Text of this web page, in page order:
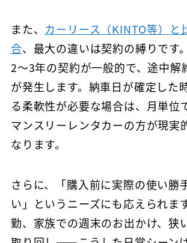
また、 カーリース（KINTO等）と
合、最大の違いは契約の縛りです
2〜3年の契約が一般的で、途中解
が発生します。納車日が確定した
る柔軟性が必要な場合は、月単位
マンスリーレンタカーの方が現実
なります。
さらに、「購入前に実際の使い勝
い」というニーズにも応えられま
勤、家族での週末のお出かけ、狭